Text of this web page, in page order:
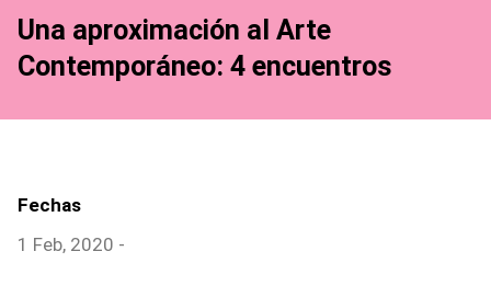
Tienda
Una aproximación al Arte
Contemporáneo: 4 encuentros
Fechas
1 Feb, 2020 -